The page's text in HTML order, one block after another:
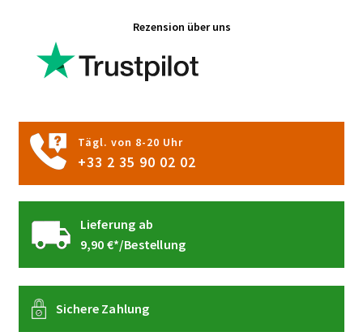
Rezension über uns
Tägl. von 8-20 Uhr
+33 2 35 90 02 02
Lieferung ab
9,90 €*/Bestellung
Sichere Zahlung